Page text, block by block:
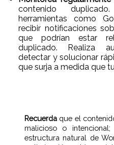
contenido
herramientas como
recibir notificaciones
que podrían estar
duplicado. Realiza
detectar y solucionar
que surja a medida que
Recuerda que el
malicioso o
estructura natural de